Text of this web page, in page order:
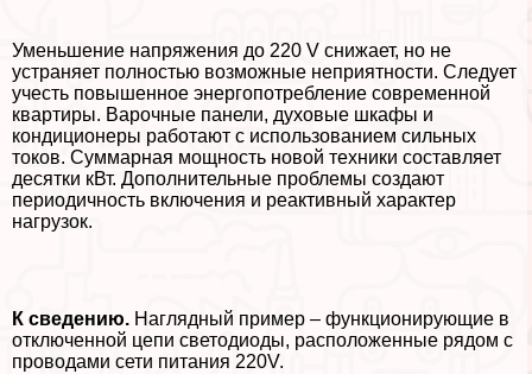
Уменьшение напряжения до 220 V снижает, но не
устраняет полностью возможные неприятности. Следует
учесть повышенное энергопотрeбление современной
квартиры. Варочные панели, духовые шкафы и
кондиционеры работают с использованием сильных
токов. Суммарная мощность новой техники составляет
десятки кВт. Дополнительные проблемы создают
периодичность включения и реактивный хаpaктер
нагрузок.
К сведению. Наглядный пример – функционирующие в
отключенной цепи светодиоды, расположенные рядом с
проводами сети питания 220V.